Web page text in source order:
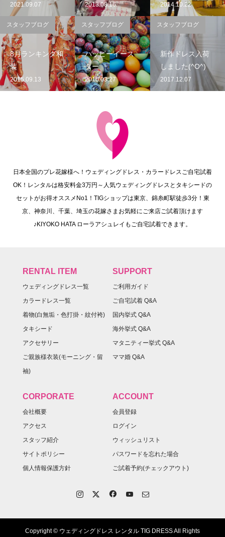
2021.09.07 2013.08.16 2014.10.22
8月ランキング和
装
2015.09.13
スタッフブログ
ハッピーイース
ター
2016.03.27
スタッフブログ
新作ドレス入荷
しました(^O^)
2017.12.07
スタッフブログ
日本全国のプレ花嫁様へ！ウェディングドレス・カラードレスご自宅試着
OK！レンタルは格安料金3万円～人気ウェディングドレスとタキシードの
セットがお得オススメNo1！TIGショップは東京、錦糸町駅徒歩3分！東
京、神奈川、千葉、埼玉の花嫁さまお気軽にご来店ご試着頂けます
♪KIYOKO HATA ローラアシュレイもご自宅試着できます。
RENTAL ITEM
ウェディングドレス一覧
カラードレス一覧
着物(白無垢・色打掛・紋付袴)
タキシード
アクセサリー
ご親族様衣装(モーニング・留
袖)
SUPPORT
ご利用ガイド
ご自宅試着 Q&A
国内挙式 Q&A
海外挙式 Q&A
マタニティー挙式 Q&A
ママ婚 Q&A
CORPORATE
会社概要
アクセス
スタッフ紹介
サイトポリシー
個人情報保護方針
ACCOUNT
会員登録
ログイン
ウィッシュリスト
パスワードを忘れた場合
ご試着予約(チェックアウト)
Copyright © ウェディングドレス レンタル TIG DRESS All Rights